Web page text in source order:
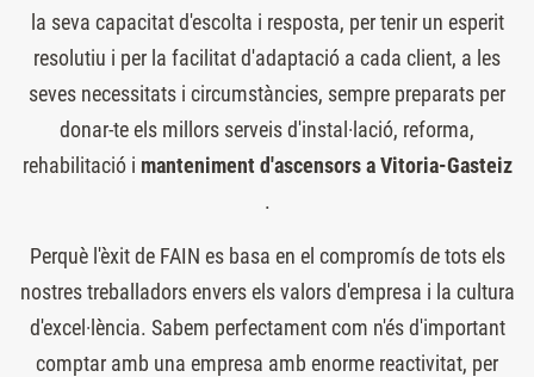
la seva capacitat d'escolta i resposta, per tenir un esperit
resolutiu i per la facilitat d'adaptació a cada client, a les
seves necessitats i circumstàncies, sempre preparats per
donar-te els millors serveis d'instal·lació, reforma,
rehabilitació i manteniment d'ascensors a Vitoria-Gasteiz
.
Perquè l'èxit de FAIN es basa en el compromís de tots els
nostres treballadors envers els valors d'empresa i la cultura
d'excel·lència. Sabem perfectament com n'és d'important
comptar amb una empresa amb enorme reactivitat, per